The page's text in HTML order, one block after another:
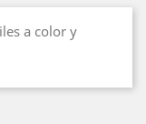
a color y